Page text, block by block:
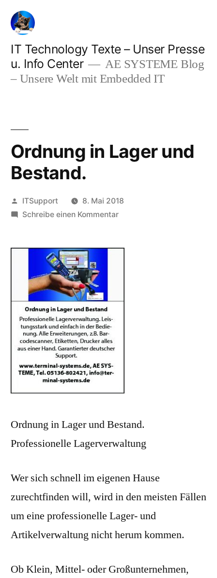
Zum
Inhalt
springen
IT Technology Texte – Unser Presse
u. Info Center
AE SYSTEME Blog
– Unsere Welt mit Embedded IT
Ordnung in Lager und
Bestand.
Veröffentlicht
von
ITSupport
8. Mai 2018
Schreibe einen Kommentarzu
Ordnung in Lager und Bestand.
Professionelle Lagerverwaltung
Wer sich schnell im eigenen Hause
zurechtfinden will, wird in den meisten Fällen
um eine professionelle Lager- und
Artikelverwaltung nicht herum kommen.
Ob Klein, Mittel- oder Großunternehmen,